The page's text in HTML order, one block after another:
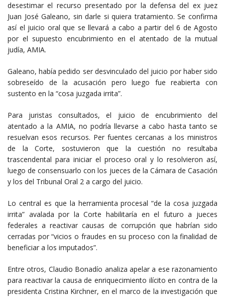
desestimar el recurso presentado por la defensa del ex juez
Juan José Galeano, sin darle si quiera tratamiento. Se confirma
así el juicio oral que se llevará a cabo a partir del 6 de Agosto
por el supuesto encubrimiento en el atentado de la mutual
judía, AMIA.
Galeano, había pedido ser desvinculado del juicio por haber sido
sobreseído de la acusación pero luego fue reabierta con
sustento en la “cosa juzgada irrita”.
Para juristas consultados, el juicio de encubrimiento del
atentado a la AMIA, no podría llevarse a cabo hasta tanto se
resuelvan esos recursos. Per fuentes cercanas a los ministros
de la Corte, sostuvieron que la cuestión no resultaba
trascendental para iniciar el proceso oral y lo resolvieron así,
luego de consensuarlo con los jueces de la Cámara de Casación
y los del Tribunal Oral 2 a cargo del juicio.
Lo central es que la herramienta procesal “de la cosa juzgada
irrita” avalada por la Corte habilitaría en el futuro a jueces
federales a reactivar causas de corrupción que habrían sido
cerradas por “vicios o fraudes en su proceso con la finalidad de
beneficiar a los imputados”.
Entre otros, Claudio Bonadío analiza apelar a ese razonamiento
para reactivar la causa de enriquecimiento ilícito en contra de la
presidenta Cristina Kirchner, en el marco de la investigación que